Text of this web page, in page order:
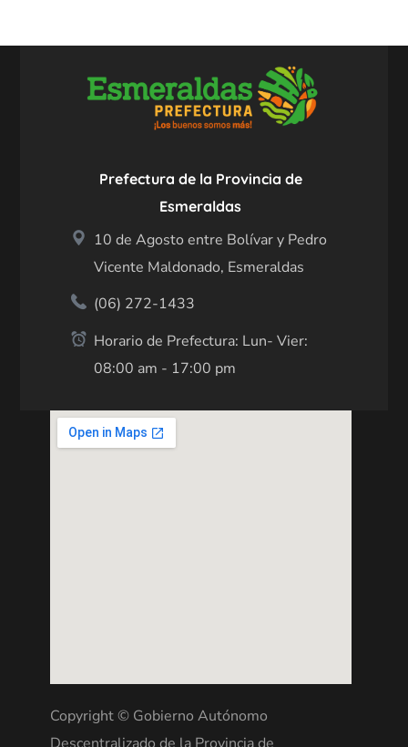
Prefectura de la Provincia de
Esmeraldas
10 de Agosto entre Bolívar y Pedro
Vicente Maldonado, Esmeraldas
(06) 272-1433
Horario de Prefectura: Lun- Vier:
08:00 am - 17:00 pm
Copyright © Gobierno Autónomo